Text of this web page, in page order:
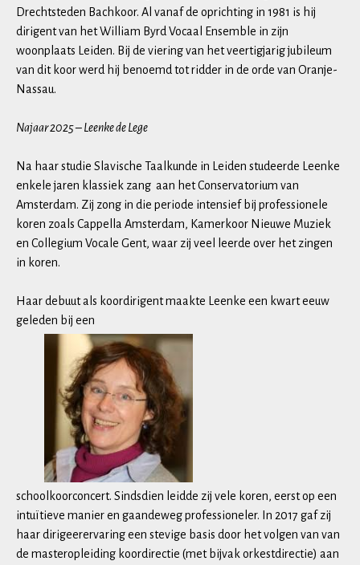
Drechtsteden Bachkoor. Al vanaf de oprichting in 1981 is hij
dirigent van het William Byrd Vocaal Ensemble in zijn
woonplaats Leiden. Bij de viering van het veertigjarig jubileum
van dit koor werd hij benoemd tot ridder in de orde van Oranje-
Nassau.
Najaar 2025 – Leenke de Lege
Na haar studie Slavische Taalkunde in Leiden studeerde Leenke
enkele jaren klassiek zang aan het Conservatorium van
Amsterdam. Zij zong in die periode intensief bij professionele
koren zoals Cappella Amsterdam, Kamerkoor Nieuwe Muziek
en Collegium Vocale Gent, waar zij veel leerde over het zingen
in koren.
Haar debuut als koordirigent maakte Leenke een kwart eeuw
geleden bij een
schoolkoorconcert. Sindsdien leidde zij vele koren, eerst op een
intuïtieve manier en gaandeweg professioneler. In 2017 gaf zij
haar dirigeerervaring een stevige basis door het volgen van van
de masteropleiding koordirectie (met bijvak orkestdirectie) aan